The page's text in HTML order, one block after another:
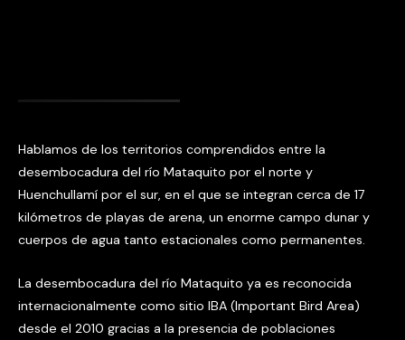
Hablamos de los territorios comprendidos entre la
desembocadura del río Mataquito por el norte y
Huenchullamí por el sur, en el que se integran cerca de 17
kilómetros de playas de arena, un enorme campo dunar y
cuerpos de agua tanto estacionales como permanentes.
La desembocadura del río Mataquito ya es reconocida
internacionalmente como sitio IBA (Important Bird Area)
desde el 2010 gracias a la presencia de poblaciones